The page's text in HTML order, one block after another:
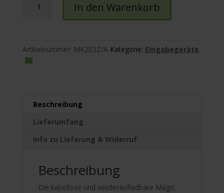
Magic
In den Warenkorb
Artikelnummer: MK2E3Z/A Kategorie: Eingabegeräte
Beschreibung
Lieferumfang
Info zu Lieferung & Widerruf
Beschreibung
Die kabellose und wieder­aufladbare Magic